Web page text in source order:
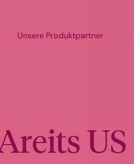
Unsere Produktpartner
US